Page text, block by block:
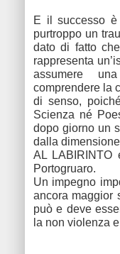
E il successo è
purtroppo un
dato di fatto
rappresenta
assumere
comprendere la
di senso,
Scienza né
dopo giorno un
dalla
AL
Portogruaro.
Un impegno
ancora maggior
può e deve
la non violenza